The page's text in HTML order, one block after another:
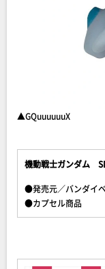
▲GQuuuuuuX
機動戦士ガンダム
●発売元／バンダイ
●カプセル商品